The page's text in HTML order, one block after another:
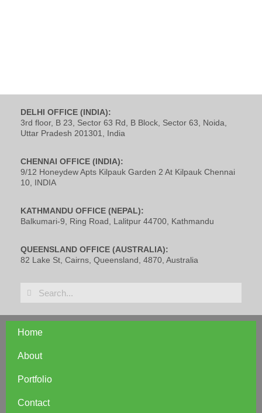
DELHI OFFICE (INDIA):
3rd floor, B 23, Sector 63 Rd, B Block, Sector 63, Noida,
Uttar Pradesh 201301, India
CHENNAI OFFICE (INDIA):
9/12 Honeydew Apts Kilpauk Garden 2 At Kilpauk Chennai
10, INDIA
KATHMANDU OFFICE (NEPAL):
Balkumari-9, Ring Road, Lalitpur 44700, Kathmandu
QUEENSLAND OFFICE (AUSTRALIA):
82 Lake St, Cairns, Queensland, 4870, Australia
Home
About
Portfolio
Contact